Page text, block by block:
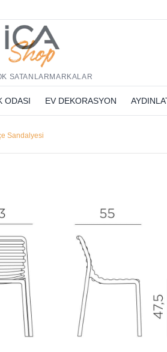
SATANLAR MARKALAR
ODASI EV DEKORASYON
Sandalyesi